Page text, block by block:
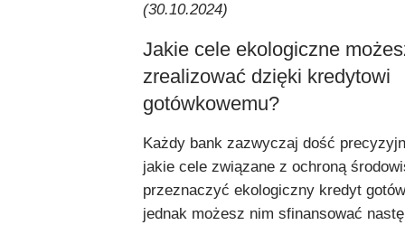
(30.10.2024)
Jakie cele ekologiczne
zrealizować dzięki kredytowi
gotówkowemu?
Każdy bank zazwyczaj dość
jakie cele związane z ochroną
przeznaczyć ekologiczny kredyt
jednak możesz nim sfinansować